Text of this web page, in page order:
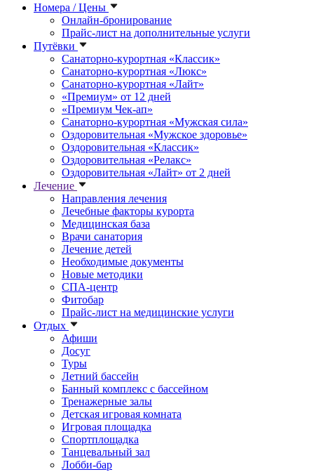
Номера / Цены
Онлайн-бронирование
Прайс-лист на дополнительные услуги
Путёвки
Санаторно-курортная «Классик»
Санаторно-курортная «Люкс»
Санаторно-курортная «Лайт»
«Премиум» от 12 дней
«Премиум Чек-ап»
Санаторно-курортная «Мужская сила»
Оздоровительная «Мужское здоровье»
Оздоровительная «Классик»
Оздоровительная «Релакс»
Оздоровительная «Лайт» от 2 дней
Лечение
Направления лечения
Лечебные факторы курорта
Медицинская база
Врачи санатория
Лечение детей
Необходимые документы
Новые методики
СПА-центр
Фитобар
Прайс-лист на медицинские услуги
Отдых
Афиши
Досуг
Туры
Летний бассейн
Банный комплекс с бассейном
Тренажерные залы
Детская игровая комната
Игровая площадка
Спортплощадка
Танцевальный зал
Лобби-бар